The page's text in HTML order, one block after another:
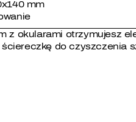
mm
z okularami otrzymujesz
do czyszczenia